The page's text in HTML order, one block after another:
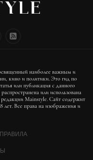
наиболее важным и
кино и политики. Это гид по
или публикация с данного
или использована
Mainstyle. Сайт содержит
лет. Все права на изображения и